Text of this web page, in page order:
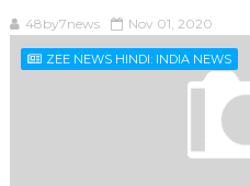
48by7news Nov 01, 2020
ZEE NEWS HINDI: INDIA NEWS